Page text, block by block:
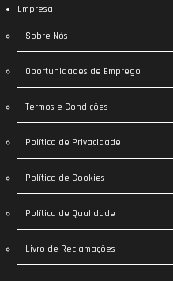
Empresa
Sobre Nós
Oportunidades de Emprego
Termos e Condições
Política de Privacidade
Política de Cookies
Política de Qualidade
Livro de Reclamações